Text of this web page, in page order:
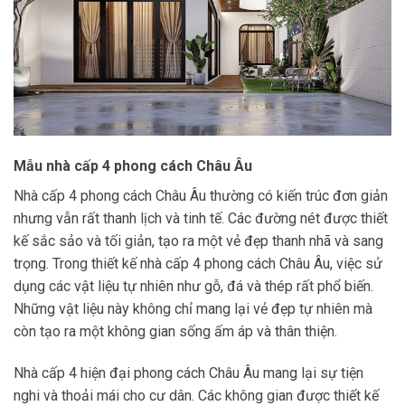
Mẫu nhà cấp 4 phong cách Châu Âu
Nhà cấp 4 phong cách Châu Âu thường có kiến trúc đơn giản
nhưng vẫn rất thanh lịch và tinh tế. Các đường nét được thiết
kế sắc sảo và tối giản, tạo ra một vẻ đẹp thanh nhã và sang
trọng. Trong thiết kế nhà cấp 4 phong cách Châu Âu, việc sử
dụng các vật liệu tự nhiên như gỗ, đá và thép rất phổ biến.
Những vật liệu này không chỉ mang lại vẻ đẹp tự nhiên mà
còn tạo ra một không gian sống ấm áp và thân thiện.
Nhà cấp 4 hiện đại phong cách Châu Âu mang lại sự tiện
nghi và thoải mái cho cư dân. Các không gian được thiết kế